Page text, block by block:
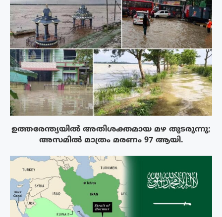
ഉത്തരേന്ത്യയിൽ അതിശക്തമായ മഴ തുടരുന്നു;
അസമിൽ മാത്രം മരണം 97 ആയി.